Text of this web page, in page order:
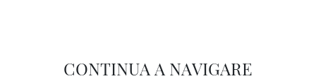
CONTINUA A NAVIGARE